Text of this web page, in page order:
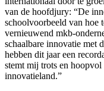
van de hoofdjury: “De
schoolvoorbeeld van hoe
vernieuwend mkb-
schaalbare innovatie met
hebben dit jaar een
stemt mij trots en
innovatieland.”